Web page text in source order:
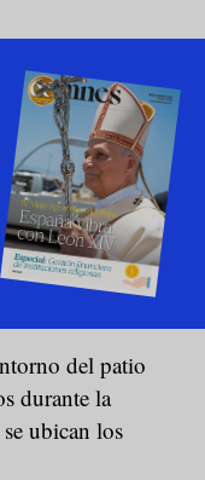
del patio
durante la
ubican los